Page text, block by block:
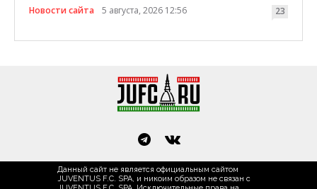
Новости сайта 5 августа, 2026 12:56 23
Данный сайт не является официальным сайтом
JUVENTUS F.C. SPA, и никоим образом не связан с